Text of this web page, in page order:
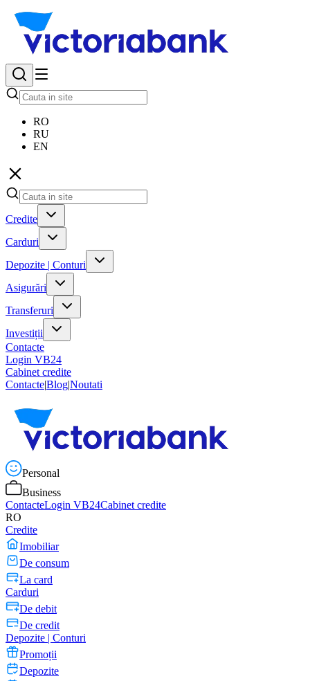
RO
RU
EN
Credite
Carduri
Depozite | Conturi
Asigurări
Transferuri
Investiții
Contacte
Login VB24
Cabinet credite
Contacte|Blog|Noutati
Personal
Business
ContacteLogin VB24Cabinet credite
RO
Credite
Imobiliar
De consum
La card
Carduri
De debit
De credit
Depozite | Conturi
Promoții
Depozite